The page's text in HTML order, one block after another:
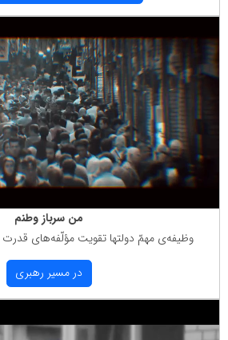
من سرباز وطنم
وظیفه‌ی مهمّ دولتها تقویت مؤلّفه‌های
در مسیر رهبری